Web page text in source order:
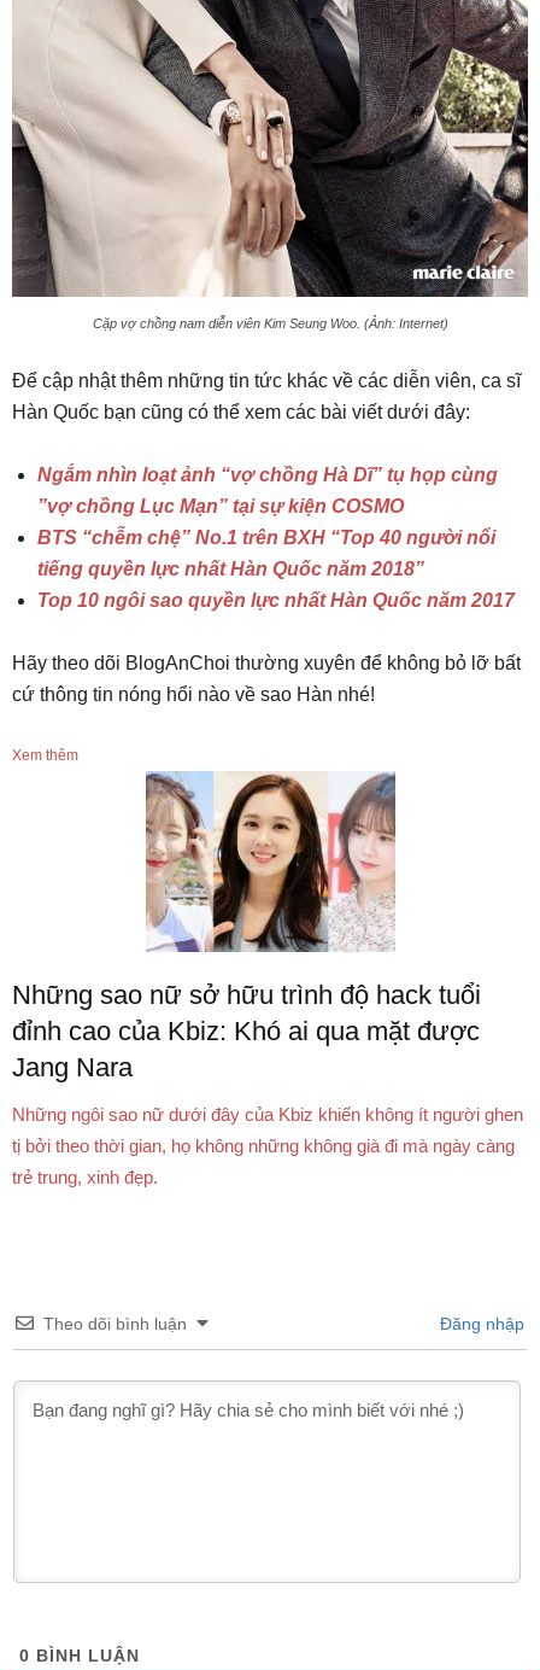
Cặp vợ chồng nam diễn viên Kim Seung Woo. (Ảnh: Internet)
Để cập nhật thêm những tin tức khác về các diễn viên, ca sĩ
Hàn Quốc bạn cũng có thể xem các bài viết dưới đây:
Ngắm nhìn loạt ảnh “vợ chồng Hà Dĩ” tụ họp cùng
”vợ chồng Lục Mạn” tại sự kiện COSMO
BTS “chễm chệ” No.1 trên BXH “Top 40 người nổi
tiếng quyền lực nhất Hàn Quốc năm 2018”
Top 10 ngôi sao quyền lực nhất Hàn Quốc năm 2017
Hãy theo dõi BlogAnChoi thường xuyên để không bỏ lỡ bất
cứ thông tin nóng hổi nào về sao Hàn nhé!
Xem thêm
Những sao nữ sở hữu trình độ hack tuổi
đỉnh cao của Kbiz: Khó ai qua mặt được
Jang Nara
Những ngôi sao nữ dưới đây của Kbiz khiến không ít người ghen
tị bởi theo thời gian, họ không những không già đi mà ngày càng
trẻ trung, xinh đẹp.
Theo dõi bình luận Đăng nhập
0 BÌNH LUẬN